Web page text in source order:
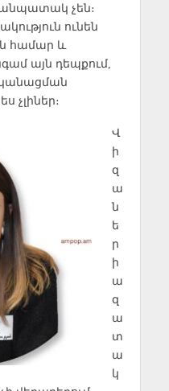
չեն։
ունեն
համար և
այն դեպքում,
չլիներ։
Վ
ի
զ
ա
ն
ե
ր
ի
ա
զ
ա
տ
ա
կ